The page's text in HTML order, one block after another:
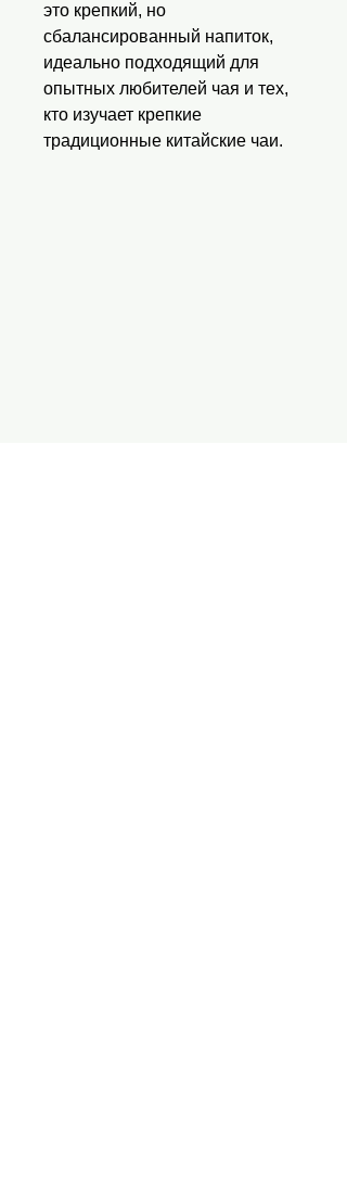
это крепкий, но
сбалансированный напиток,
идеально подходящий для
опытных любителей чая и тех,
кто изучает крепкие
традиционные китайские чаи.